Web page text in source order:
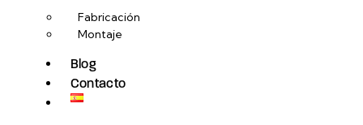
Fabricación
Montaje
Blog
Contacto